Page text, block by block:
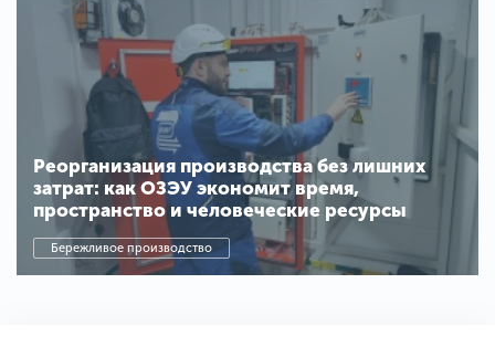
Реорганизация производства без лишних
затрат: как ОЗЭУ экономит время,
пространство и человеческие ресурсы
Бережливое производство